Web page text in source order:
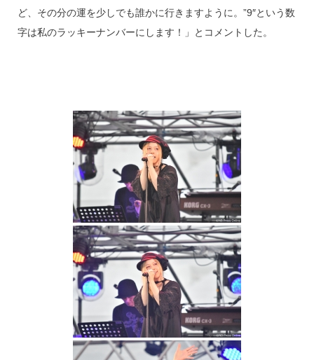
ど、その分の運を少しでも誰かに行きますように。”9″という数
字は私のラッキーナンバーにします！」とコメントした。